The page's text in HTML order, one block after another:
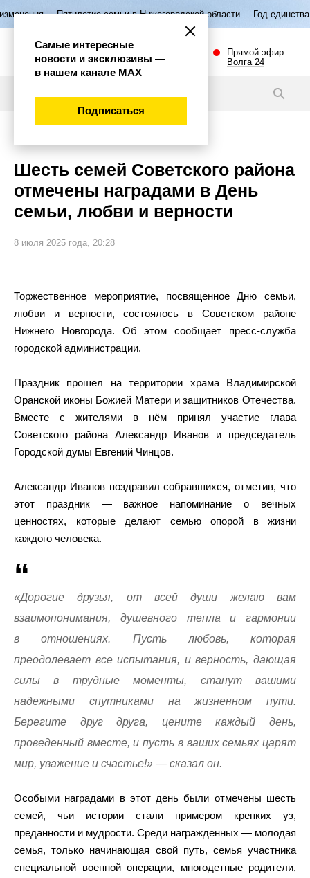
семьи в Нижегородской области Год единства народов России
Прямой эфир.
Волга 24
Шесть семей Советского района
отмечены наградами в День
семьи, любви и верности
8 июля 2025 года, 20:28
Торжественное мероприятие, посвященное Дню семьи,
любви и верности, состоялось в Советском районе
Нижнего Новгорода. Об этом сообщает пресс-служба
городской администрации.
Праздник прошел на территории храма Владимирской
Оранской иконы Божией Матери и защитников Отечества.
Вместе с жителями в нём принял участие глава
Советского района Александр Иванов и председатель
Городской думы Евгений Чинцов.
Александр Иванов поздравил собравшихся, отметив, что
этот праздник — важное напоминание о вечных
ценностях, которые делают семью опорой в жизни
каждого человека.
«Дорогие друзья, от всей души желаю вам
взаимопонимания, душевного тепла и гармонии
в отношениях. Пусть любовь, которая
преодолевает все испытания, и верность, дающая
силы в трудные моменты, станут вашими
надежными спутниками на жизненном пути.
Берегите друг друга, цените каждый день,
проведенный вместе, и пусть в ваших семьях царят
мир, уважение и счастье!» — сказал он.
Особыми наградами в этот день были отмечены шесть
семей, чьи истории стали примером крепких уз,
преданности и мудрости. Среди награжденных — молодая
семья, только начинающая свой путь, семья участника
специальной военной операции, многодетные родители,
Самые интересные
новости и эксклюзивы —
в нашем канале МАХ
Подписаться